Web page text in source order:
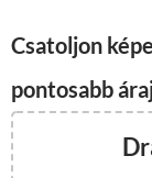
Csatoljon
pontosabb